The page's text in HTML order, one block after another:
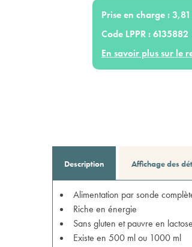
Prise en charge :
Code LPPR :6135882
En savoir plus sur le
Description Affichage des
Alimentation par sonde
Riche en énergie
Sans gluten et pauvre en lactose
Existe en 500 ml ou 1000 ml